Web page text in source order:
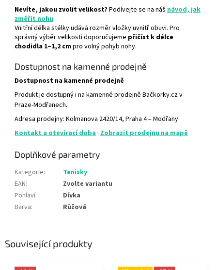
Související produkty
Nevíte, jakou zvolit velikost? Podívejte se na náš návod, jak
změřit nohu.
Vnitřní délka stélky udává rozměr vložky uvnitř obuvi. Pro
správný výběr velikosti doporučujeme přičíst k délce
chodidla 1–1,2 cmpro volný pohyb nohy.
Dostupnost na kamenné prodejně
Dostupnost na kamenné prodejně
Produkt je dostupný i na kamenné prodejně Bačkorky.cz v
Praze-Modřanech.
Adresa prodejny: Kolmanova 2420/14, Praha 4 – Modřany
Kontakt a otevírací doba · Zobrazit prodejnu na mapě
Doplňkové parametry
Kategorie:
Tenisky
EAN:
Zvolte variantu
Pohlaví:
Dívka
Barva: Růžová